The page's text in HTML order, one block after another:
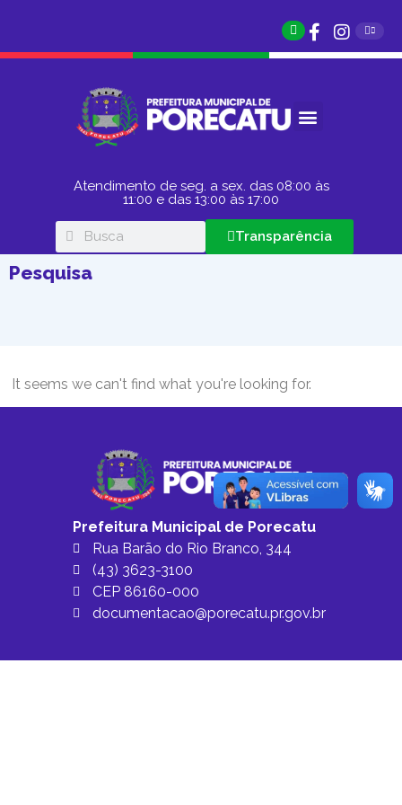
Atendimento de seg. a sex. das 08:00 às
11:00 e das 13:00 às 17:00
Transparência
Pesquisa
It seems we can't find what you're looking for.
Prefeitura Municipal de Porecatu
Rua Barão do Rio Branco, 344
(43) 3623-3100
CEP 86160-000
documentacao@porecatu.pr.gov.br